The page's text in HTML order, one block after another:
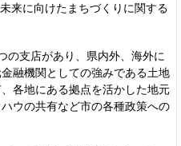
来に向けたまちづくりに関する
の支店があり、県内外、海外に
融機関としての強みである土地
各地にある拠点を活かした地元
ウの共有など市の各種政策への